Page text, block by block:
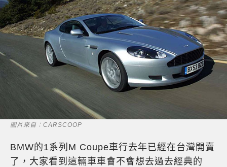
圖片來自：CARSCOOP
BMW的1系列M Coupe車行去年已經在台灣開賣
了，大家看到這輛車車會不會想去過去經典的